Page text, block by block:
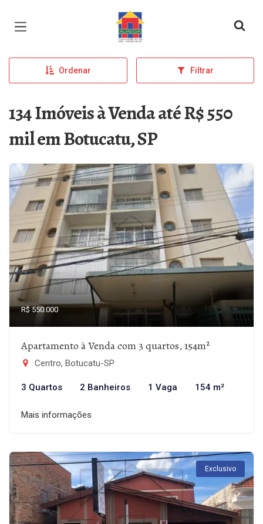
Página inicial
Ordenar Filtrar
134 Imóveis à Venda até R$ 550
mil em Botucatu, SP
R$ 550.000
Apartamento à Venda com 3 quartos, 154m²
Centro, Botucatu-SP
3 Quartos 2 Banheiros 1 Vaga 154 m²
Mais informações
Exclusivo